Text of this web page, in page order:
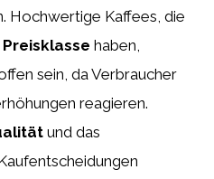
Hochwertige Kaffees, die
haben,
sein, da Verbraucher
reagieren.
und das